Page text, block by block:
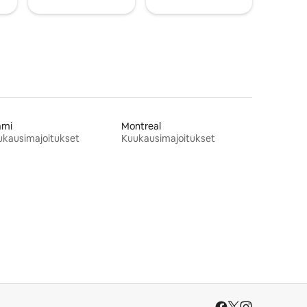
Montreal
Kuukausimajoitukset